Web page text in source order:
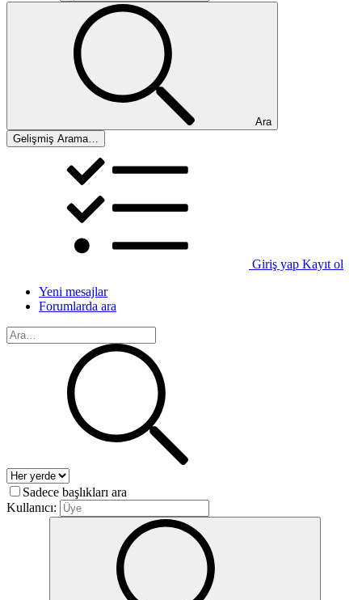
Ara
Gelişmiş Arama…
Giriş yap Kayıt ol
Yeni mesajlar
Forumlarda ara
Sadece başlıkları ara
Kullanıcı: